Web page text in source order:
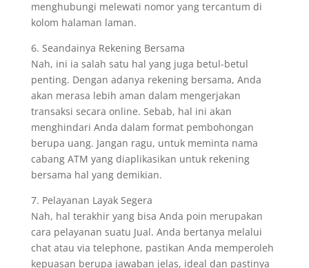
menghubungi melewati nomor yang tercantum di
kolom halaman laman.
6. Seandainya Rekening Bersama
Nah, ini ia salah satu hal yang juga betul-betul
penting. Dengan adanya rekening bersama, Anda
akan merasa lebih aman dalam mengerjakan
transaksi secara online. Sebab, hal ini akan
menghindari Anda dalam format pembohongan
berupa uang. Jangan ragu, untuk meminta nama
cabang ATM yang diaplikasikan untuk rekening
bersama hal yang demikian.
7. Pelayanan Layak Segera
Nah, hal terakhir yang bisa Anda poin merupakan
cara pelayanan suatu Jual. Anda bertanya melalui
chat atau via telephone, pastikan Anda memperoleh
kepuasan berupa jawaban jelas, ideal dan pastinya